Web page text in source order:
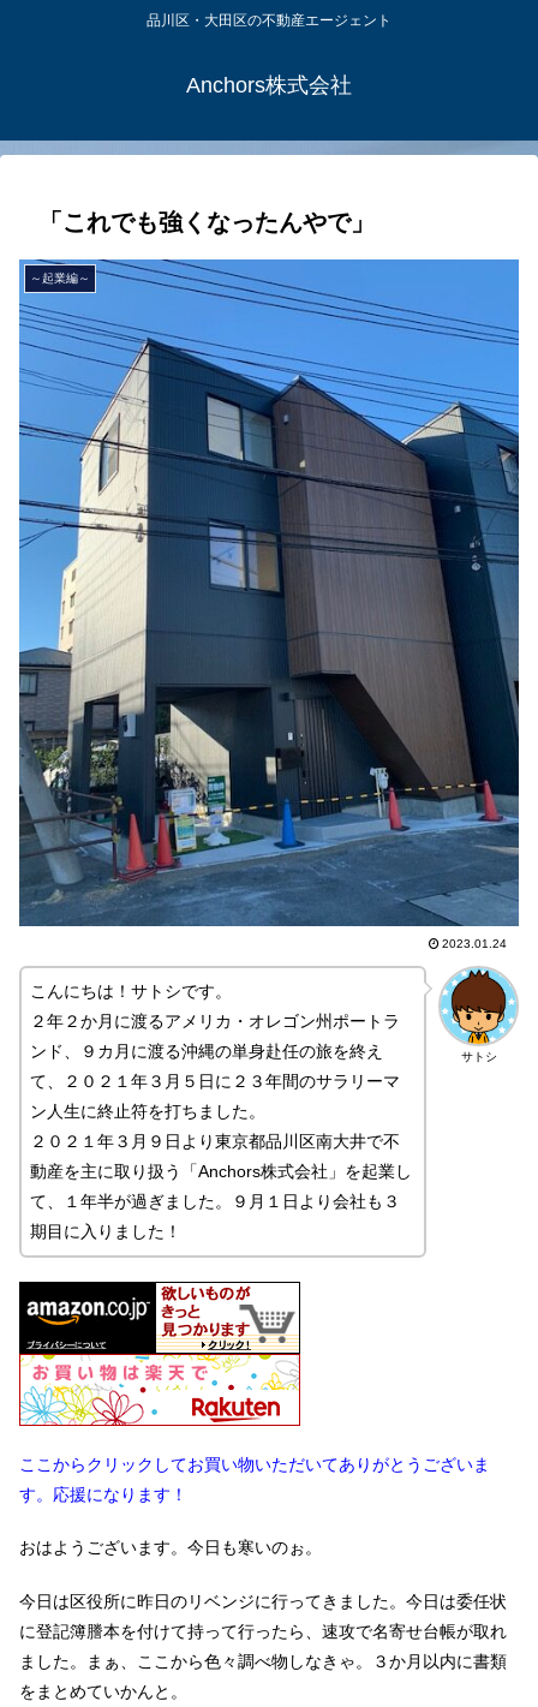
品川区・大田区の不動産エージェント
Anchors株式会社
「これでも強くなったんやで」
～起業編～
2023.01.24
サトシ
こんにちは！サトシです。
２年２か月に渡るアメリカ・オレゴン州ポートラ
ンド、９カ月に渡る沖縄の単身赴任の旅を終え
て、２０２１年３月５日に２３年間のサラリーマ
ン人生に終止符を打ちました。
２０２１年３月９日より東京都品川区南大井で不
動産を主に取り扱う「Anchors株式会社」を起業し
て、１年半が過ぎました。９月１日より会社も３
期目に入りました！
ここからクリックしてお買い物いただいてありがとうございま
す。応援になります！
おはようございます。今日も寒いのぉ。
今日は区役所に昨日のリベンジに行ってきました。今日は委任状
に登記簿謄本を付けて持って行ったら、速攻で名寄せ台帳が取れ
ました。まぁ、ここから色々調べ物しなきゃ。３か月以内に書類
をまとめていかんと。